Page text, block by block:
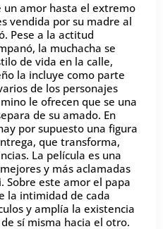
un amor hasta el extremo
vendida por su madre al
Pese a la actitud
la muchacha se
de vida en la calle,
la incluye como parte
de los personajes
le ofrecen que se una
de su amado. En
por supuesto una figura
que transforma,
La película es una
y más aclamadas
Sobre este amor el papa
la intimidad de cada
y amplía la existencia
sí misma hacia el otro.